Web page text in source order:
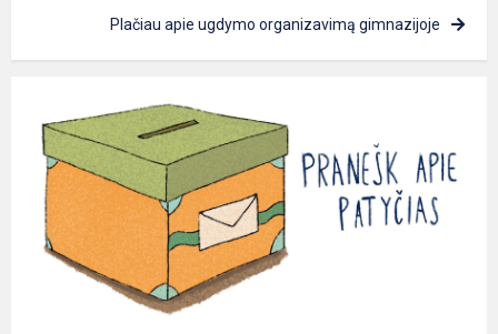
Plačiau apie ugdymo organizavimą gimnazijoje